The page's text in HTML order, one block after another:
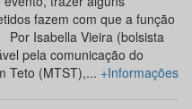
fazem com que a função
Isabella Vieira (bolsista
pela comunicação do
Teto (MTST),... +Informações